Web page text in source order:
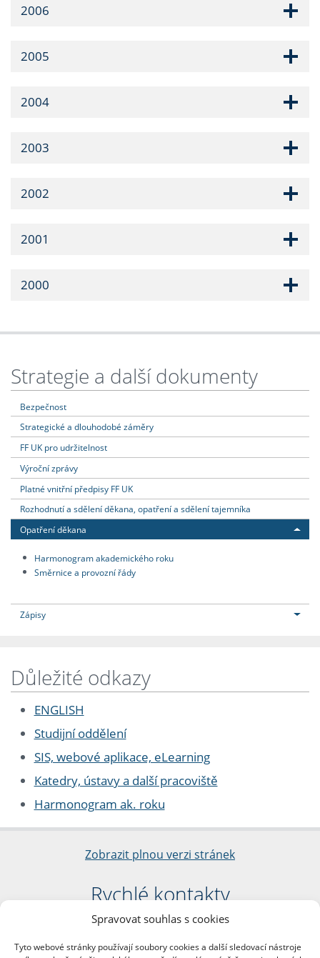
Spravovat souhlas s cookies
Tyto webové stránky používají soubory cookies a další sledovací nástroje
2006
2005
2004
2003
2002
2001
2000
Strategie a další dokumenty
Bezpečnost
Strategické a dlouhodobé záměry
FF UK pro udržitelnost
Výroční zprávy
Platné vnitřní předpisy FF UK
Rozhodnutí a sdělení děkana, opatření a sdělení tajemníka
Opatření děkana
Harmonogram akademického roku
Směrnice a provozní řády
Zápisy
Důležité odkazy
ENGLISH
Studijní oddělení
SIS, webové aplikace, eLearning
Katedry, ústavy a další pracoviště
Harmonogram ak. roku
Zobrazit plnou verzi stránek
Rychlé kontakty
Filozofická fakulta
nám. Jana Palacha 1/2